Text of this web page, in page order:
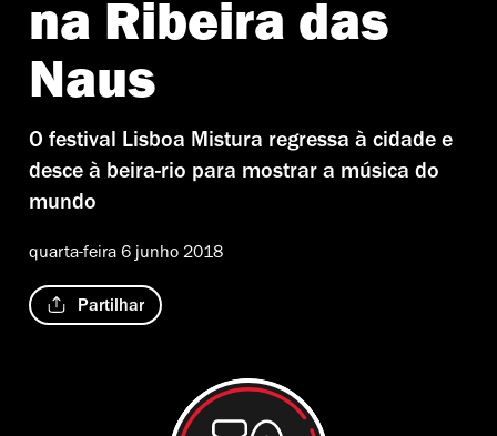
na Ribeira das
Naus
O festival Lisboa Mistura regressa à cidade e
desce à beira-rio para mostrar a música do
mundo
quarta-feira 6 junho 2018
Partilhar